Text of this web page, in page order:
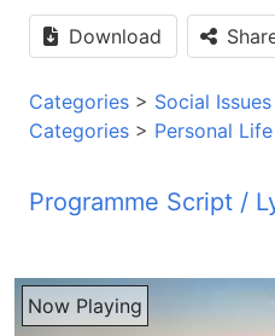
Download
Categories > Social Issues
Categories > Personal Life
Programme Script /
PYM JBZ سلام شنمدگان عزیز برنامه با شما خوشحال استم که باسم وقت نشر برنامه شما عزیزا فرار رسیده خدا را شکر میکنم که از طریق برنامه ما در خدمت شما شنمده گرامی قرار داریم خوب باسم امروز جوا جان ما به استدیو امرای خود داریم جوا جان خوش آمدین به استدیو تشکر شاید جان زنده باشین خدا را شکر میکنم که باسم ما خودت از طریق برنامه در خدمت شنمده گرامی ما قرار داریم و اتمن در جیران افتیکی سپری شده شنمده گرامی ما خدا را شکر که زنگ زدن و تلفون کردن و هم ایمیل روان کردن بله شاید جان خدا را شکر به دوست های عزیز ما که ای کار کردن ما هم ایمیل از دوست های عزیز ما گرفتیم و خصوصا تشکر میکنم از خوهر عزیز ما که چند قطع شعر رو بر ما روان کردن و هموطور از طریق ایمیل هم و هموطور از طریق تلفون هم روی دوست ها در ارتباط بوده بسیار خوب میخواستم یک موضوع دیگر از تانو پرسوا بکنم جوا جان شما خبر دارین که فیلم در افغانستان برای برادر های مسیحی ما پرابلم میجاد شده و رادیو ها و تیوزیون ها بعض سر صدا ها را در زمینه براانداختند میخواستم این را بفهمم و شنانده های گرمی ما هم این را باید بفهمند که بعد ازی که این موضوع رواندازی شد از طرف وسائل اطلاعات جمعی تماثر شنانده های ما به چی شکل بوده یعنی تلفونای که شما قبلا میگرفتین دهتیداد از او کم شده زیاد شده ایمیلایی که شما میگرفتین کم شده یا زیاد شده؟ شاید جان خدا را شکر که حالا مشکلات بسیار کم شده مگر در طول وقت که مشکلات آمد من اگر چارت میبود اگر میخواستم نشان بتام تلفونا زیاد شد و بعد از او یک کم کم شد و حالا باز خدا را شکر که زیاد شده تنا در این دو روز گذشته تقریبا 13 تلفون گرفتیم و خدا را شکر که دوستان ما در ارتباط هستند و تلفونایی که گرفتیم زیادش کسایی بود که بر اولین بار برمون تلفون کده بودند که برنامه را مشنوان و تشکری کدند و گفتند که بسیار برنامه خوب هست و میخوایم که باز هم بشنویم و خدا را شکر میکنم که امی آلت که فیرن در افغانستان هست و شاید دشمن یا شیطان میخواست که مانه ایجاد بکنند یا صد ایجاد بکنند بخاطر پخش مجدی ایسای مسیح در افغانستان و در بین افغانا ولی چیزایی که شما میگین و تلفونایی که زیاد شدند میبینیم که خداوند دکنترول هست و خداوند میخواهد که مردم افغانستان هم زندگی نبود در او و ایسای مسیح تجربه بکنند و خدا را شکر میکنم که ای نتانا مانه نشد بلکه باعث تشویق در خود ایماندارای افغان شد و باعث ازی شد که دیگر کسایی که صرف شنونده بودند و راڈیو گوش میدادند اونا هم شروع به تجسس بکنند و امیدوار که کلام خداوند میگه که بجوین تا پیدا بکنین و خدا را شکر میکنم که دوست های شنونده ما برادارای افغانی هم تجسس شروع کردند و ای تجسس خود را سریق تیلیفون و سریق ایمیل برما ابراز میکنند بله شاید جان خدا را شکر که تمام اخوارا و بیادرهای ما که امراه ما ارتباط میگرفتند اونا ارتباط انوز هم دارند و دیگه ای که من فکر میکنم یک تجربه بسیار خوب بر تمام ما بود هم برای ما که برنامه رادیو صدای زندگی را درست میکنیم و هم برای اخوارا و برادرهای ما که در ایمان هستند فکر میکنم در شارعای محتلف هم و شما در تمام کشور عزیز ما ای اک تجربه خوب بود بخاطر از ای که خداوند میخوای که ما در مشکلات و سحتی ها ساخته شویم و فکر میکنم ای اک تجربه بود که ما آله بیتر در طول ای سه برنامه گذشته که گب زدیم و امروز در باری مشکلات و سحتی ها گب زدیم سابق کمتر گب میزدیم ولی امروز امتطور ما ایمان دارم که اخوارا و برادرهای عزیز دیگه ما که در شارع دیگه ما هستند آنها هم کلام خدا را زیادتر میخوانند و زیادتر دعا میکنند زندگی آرام ما فکر میکنم که شاید به حساب انسانی و فیزیکی خوب است و حتی که آرام باشیم هیچ مشکل پیش نبیده مگر در مشکلات زیادتر ما روی به خدا میاریم و من خدا را شکر میکنم که کلیسه های ما تمام دعا میکنیم و تمام کلیسه هانگی چی در کابل چی در دگه جای در هر جایی که هستند چی در داخل و چی در خارج از کشور کل اگه دعا میکنند و خدا را شکر میکنم که این موضوع نتانا باعث از ازی شد که ما در ایمان خود قوی شویم و در راهی که میریم با او زیادتر اعتماد میکنیم بلکه باعث امبسطگی ما شد باعث وحدت ما شد تمام برادره و خوهره ایماندار ما که چی در داخل افغانستان و چی در خارج از افغانستان یکانگی خود با کسایی که در افغانستان بودند و کسایی که در زندان استند و یا تحت تحقیب بودند امبسطگی خود رو با اونا اعلان کردند و اونا گفتند که شما احساس نکنید که شما در زندان تناستید ما همراهی تانستید ما از طریق دعا کرد تانستید ما از طریق تشویق کرد تانستید و برکت دیگه که برما ایمانداره شد و ای است که جهان الان میفهمد که در افغانستان مسیح هم وجود دارند و این بیترین موقع است که دولت باید زمینش باید فکر بکنند و امیدوارستم که در زمینه فکر مصبت بکنند و باید از این شده که وقت از این رو بتند که ایمانداره بدون از این که اونا به حساب در خانه ها یا به شکل مخفی خداهاند خدایبادت بکنند چقدر خوب زیبا و عالی خواهد بود که بتانند آزاد ایمان خدا ابراز بکنند و باید تشویق دیگر ها شدند بله شاید جان بعض وقت ها اطور فکر میکنیم شاید جان که چرا مشکلات آمد و بعض دوستان ما شاید امیال هم این سوال داشته باشند که چرا مشکلات و سهتی آمد چرا این گرگ شد من یک قصگرگ خاندم که برمای بسیار جالب بود و میخوایم که این را بگویم و ربطش بتم به مشکلات که فیلن هست بعض دوستان ما شاید فکر کنند که مشکل چرا پیش آمد و گناه کی بود که این مشکل با وجود آمد دوستان از این قصه از این قرار است که میگه روز یک دانه گرگ آمد نزدیک یک برگک خارد که سرش املا کنه گرگ فکر کرد که چطور بی بانه ما املا کنیم بیا که یک بانه جور می کنم که برگک مقصر اصاب کنم و بعد از او املا کنم سرش بگویم بخاطر گناهی که داشتیم ما املا کدم ما آمد پشت برگک طرف برگک سئی کرد برش گفت چرا سال گزشته تو برما بی احترامی کدی؟ برگک اما طرف آجزانه طرف گرگ سئی کرد گفت ببخشی آقا من سال پیش تولد نشده بودم گرگ سهل کرد سهل کرد بعد از او گفت خیلی چرا آمدی از او چمنزار از او علف هایی که در منطقه ما هست تو آمدی از او علف هردی برگک گفت من تا بال علف ها در دان نزدیم دیگه دفعه گرگ طرفش با سهل کرد گفت و بسیار کار برش گفت خیلی چرا از چشمه ای که مربوط به منطقه ما از آمدی او هردی برگک باز آجزانه طرف سهل کرد گفت ببخشی آقا من تا بالایی بدون شیر مادرم هیچیز دیگه ننوشیدیم گرگ طرف سهل کرد گفت هیچ بانی پیدا نکرد گفت خب دیگه همه شکم من امروز گشنه مانده نمیتانم و برگک گرفت رفت دوسته ازیز از دیگه قسمه چیزه که برداشت کردم ایست که ضرور نیست که گناه ما باشه که شیطان عمله کنه کار شیطان عمله بربادی هست کشتن بربادی از بین بردن نفاق انداختن و مشکل پیش کردن و حاله که ما کی را مقصر بدانیم ای شیطان اصلا مقصر هست بخاطر ازی که شیطان نمیخوایه که کلام هداوان به دسترس مردم ما قرار بگیره به اون حاطر بعضی مردم ها را استفاده می کنه که مشکلات پیش کنند مگر مقصر اصلایی شیطان هست پس بناهن ما نباید به جان یکی دیگه بفتیم و اتا در کلیسه ما شنیدم شاید جان که بسیار ایماندارا یکی دیگه را مقصر شناختند که بخاطر فلان نفری مشکلات پیش آمد من فکر می کنم باید متوجه باشیم که گناه گناه شخص نیست گناه گناه اتا رسانه ها نیست گناه شیطان هست و حاطر که شیطان نمیخوایه که مردم عزیز ما وطن عزیز ما در سل آرامش زندگی کنه و پیام خوش اینجیل که پیام حیات هست به مردم ما برسن پس بنان من از تمام دوست ها عزیز ما حایش می کنم که ما و شما امتوکه در برنامه قبلی ما و شایی جان و دیگر دوست ها گفتیم نه تنهایی که کسی دیگر مقصد ندانیم بلکه دعا کنیم که خداوند هر کدام ما را زیادتر قدرت بده تا کلام خداوند به تمام مردم عزیز ما برسنیم دیگر شایی جان یک چیز دیگره که امروز من میخوایم در بارش گره بزنیم چرا که این سوال از شنونده عزیز ما آمده میخوایم روی از اون سوال یکم گره بزنیم دیگر سوال ایست شایی جان که آیا این درست است که یکی دیگر بخاطری که در مشکلات زیف میشیم ملامت کنیم یا این که باید یکی دیگر ما تشویق کنیم یکی دیگر باید باید تشویق بر یکی دیگر باشیم این سوال است که شایی جان باید در بارش دیگر روزا فکر کنیم دیگر از دوستا چیزی که شنیدم کم شکایت بود و دوستای ما گفتن که ما شنیدیم که دوستشان رفیقشان کسی که در یک لیسای حنگی بود نسبت از این که سرشان فشار آمده و بخاطر مشکلات و بخاطر فشارهایی که آمده اتا مسیر انکار کدن ایسای مسیر که برش ایمان دارن اتا انکار کدن و شکایت دوستا به دیگر دوستا رسیده و یکی دیگره ملامت می کند که دوست ما ایماندار درست نبود که امروز ایسای مسیر انکار کده مگر دوستاییزیز بیاین که بیبینیم که کلام خداوند این باره چی میگن آیا اگر یک دوست ما زییف هست یک مشکل برش پیش آمد و نسبت به مشکلات که داشت مسیر انکار کد آیا ما مورا ملامت کنیم آیا ما مورا بد بیبینیم یا ای که بیبینیم که کلام خدا چی میگن کلام خدا ده ایک جای میکند که محبت برادرانه را در میان خود ادامه دهید دوستاییزیز کلام خدا نمیگن که اگر یک دوستان یک اشتباهی کرد یا مشکل کرد مشکل برش پیش آمد دیگر شما امروز گفت نزنید یا او رو بد بیبینید بلکه کلام خدا میگند که محبت برادرانه را در میان خود ادامه دهید گوش کنین دوستاییزیز و در دگه جایید اولی یوانه فصل 3 آیه 7 میگه عزیزان من بیایید یک دیگر را محبت کنیم زیرا محبت از خداست ورکی محبت می نماید فرزند خداست و خدا را واقعا مشناست دوستاییزیز اینجا کلام خدا برما چی میگه میگه بیاینید که یک دیگر را محبت کنیم اتا اگر یک زفه می داشته باشیم باید یک دیگر را محبت کنیم چرا؟ بخاطر که اگر ما فرزندان خداوند استیم ما باید واقعا محبت کنیم چرا که ما خدا را مشناسیم زمانه که اتا ما گناکار بودیم خداوند ما را دوست داشت و آله اتا چقدر بیتر است که ما امو محبت را که گرفتیم امو محبت را به دیگر را برسانیم و اما تر من میخوام که از افسیان فصل 4 آیه 2 و 3 را بخانم بسیار خوب اینجا نوشته شده که فروتن و مهربان باشید نسبت با یک دیگر بردبار باشید و به سبب محبتی که بهم دارید از خطاها و اشتباهات یک دیگر چشم پوشی نمایید سعی کنید که اموارا متفقن از روی خدا ادایت شوید ببینید دوسته ازیز که چقدر مهم است و خداوند میخواهد که ما فروتن و مهربان باشیم و اتا از خطایا و اشتباهات یکی دیگر چشم پوشی کنیم ما نباید یکی دیگر اما تا را که میگن توفه بالا پردید روی خود آدم میاید ما یک بدن استیم ما نمیتونیم که شروع کنیم یکی دیگر را بدنام ساختن بلکه ما باید اتا بیادر زییف آخدا دستش را بگیریم کمکش کنیم و محبت خداوند را برش نشان بدیم ما از دل یکی دیگر نمی آییم وقتی که مشکلات هست ما باید کوشش کنیم که از دل یکی دیگر بیاییم و درک کنیم یکی دیگر را پس بنان عدف ما این نیست که ما مسیر را انکار کنیم دوسته ازیز این را باید متوجه باشیم که عدف خداوند این نیست مگر عدف خداوند این نیست که اگر یک کس زیف میشه اون را ملامت قرار بدیم این چیز است که کلام خدا برای ما شما میگه و اما تا در فلیپیان فصل دو آیه یک و سی ما میخواییم که این را بخانیم فلیپیان فصل دو آیه یک و سی اینجا نوشته شده ایم مسیان آیا یک دیگر را تشویق دلگرم می کنید؟ آیا انقدر یک دیگر را دوست دارید که به هم کمک کنید؟ آیا احساس می کنید که ما همه با هم برادریم و از یک روح برخورداریم؟ گوش کنین دوست دیگر سمامش سوال است و دیگر نوشته است که آیا دلسوز و امدرد استید؟ اگر چونین است یک دیگر را محبت نموده قلبن با هم توافق داشه و امدل امفکر باشید پس بنان ما باید امدل امفکر باشیم و آیه سه میگه خودها نباشید و برای خودنمایی زندگی نکنید فروتن باشید و دیگران را از خود بیتر بدانید دوسته عزیز من فکر می کنم کلام حدا بسیار واضح است برای ما و شما که ما و شما یکی دیگر را محبت کنیم اتا اگر زییف ها می باشیم باید یکی دیگر را محبت کنیم زییف های ما را باید زیادتر محبت کنیم کسایی که در ایمان زییف هستند آنها را زیادتر و زیادتر باید محبت کنیم
Now Playing